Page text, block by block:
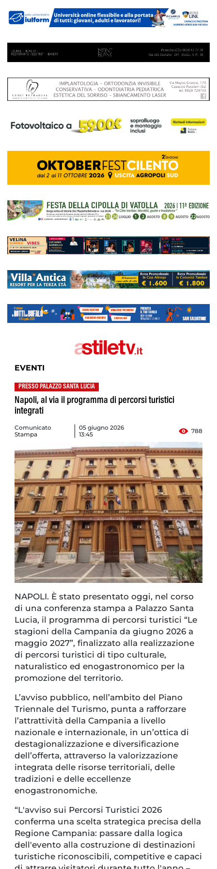
EVENTI
PRESSO PALAZZO SANTA LUCIA
Napoli, al via il programma di percorsi turistici
integrati
Comunicato
Stampa
05 giugno 2026
13:45
788
NAPOLI. È stato presentato oggi, nel corso
di una conferenza stampa a Palazzo Santa
Lucia, il programma di percorsi turistici “Le
stagioni della Campania da giugno 2026 a
maggio 2027”, finalizzato alla realizzazione
di percorsi turistici di tipo culturale,
naturalistico ed enogastronomico per la
promozione del territorio.
L’avviso pubblico, nell’ambito del Piano
Triennale del Turismo, punta a rafforzare
l’attrattività della Campania a livello
nazionale e internazionale, in un’ottica di
destagionalizzazione e diversificazione
dell’offerta, attraverso la valorizzazione
integrata delle risorse territoriali, delle
tradizioni e delle eccellenze
enogastronomiche.
“L'avviso sui Percorsi Turistici 2026
conferma una scelta strategica precisa della
Regione Campania: passare dalla logica
dell'evento alla costruzione di destinazioni
turistiche riconoscibili, competitive e capaci